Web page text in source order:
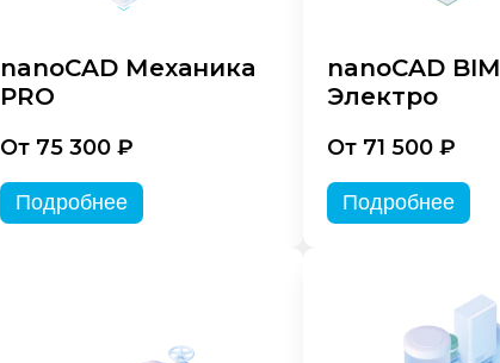
nanoCAD Механика
PRO
От 75 300 ₽
Подробнее
nanoCAD BIM
Электро
От 71 500 ₽
Подробнее